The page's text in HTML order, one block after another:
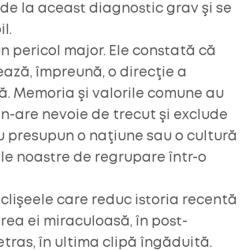
la aceast diagnostic grav şi se
pericol major. Ele constată că
împreună, o direcţie a
Memoria şi valorile comune au
are nevoie de trecut şi exclude
o naţiune sau o cultură
noastre de regrupare într-o
care reduc istoria recentă
ei miraculoasă, în post-
în ultima clipă îngăduită.